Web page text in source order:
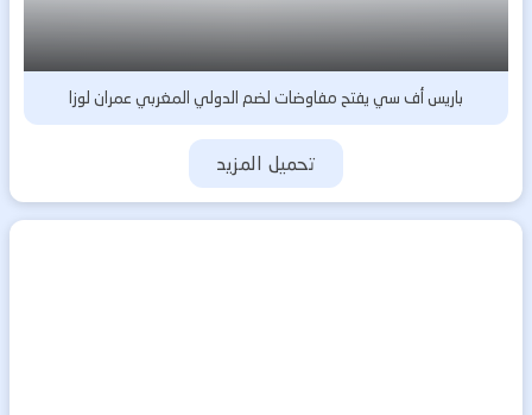
باريس أف سي يفتح مفاوضات لضم الدولي المغربي عمران لوزا
تحميل المزيد